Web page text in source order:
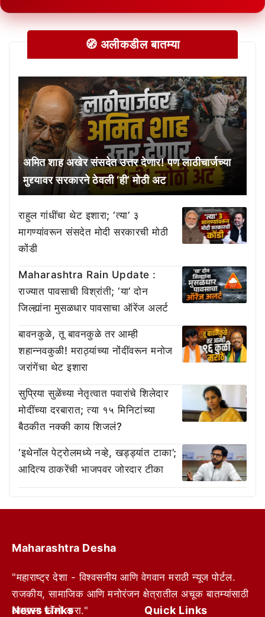
🧭 अलीकडील बातम्या
अमित शाह अखेर संसदेत उत्तर देणार! पण लाठीचार्जच्या
मुद्द्यावर सरकारने ठेवली ‘ही’ मोठी अट
राहुल गांधींचा थेट इशारा; ‘त्या’ ३
मागण्यांवरून संसदेत मोदी सरकारची मोठी
कोंडी
Maharashtra Rain Update :
राज्यात पावसाची विश्रांती; ‘या’ दोन
जिल्ह्यांना मुसळधार पावसाचा ऑरेंज अलर्ट
बावनकुळे, तू बावनकुळे तर आम्ही
शहान्नवकुळी! मराठ्यांच्या नोंदींवरून मनोज
जरांगेंचा थेट इशारा
सुप्रिया सुळेंच्या नेतृत्वात पवारांचे शिलेदार
मोदींच्या दरबारात; त्या १५ मिनिटांच्या
बैठकीत नक्की काय शिजलं?
‘इथेनॉल पेट्रोलमध्ये नव्हे, खड्ड्यांत टाका’;
आदित्य ठाकरेंची भाजपवर जोरदार टीका
Maharashtra Desha
"महाराष्ट्र देशा - विश्वसनीय आणि वेगवान मराठी न्यूज पोर्टल.
राजकीय, सामाजिक आणि मनोरंजन क्षेत्रातील अचूक बातम्यांसाठी
आम्हाला फॉलो करा."
News Links Quick Links